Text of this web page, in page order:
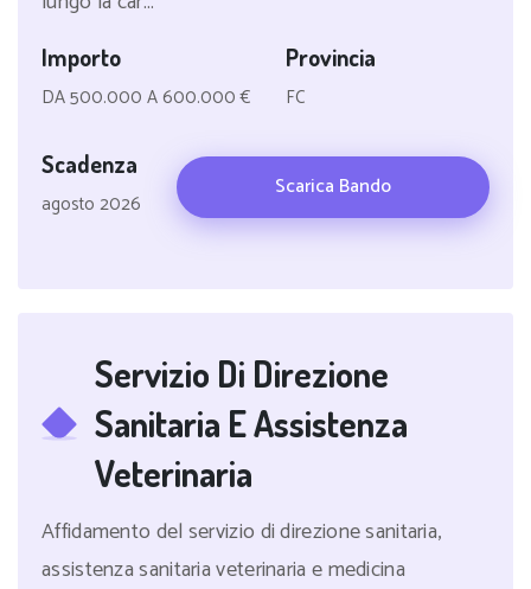
Importo
DA 500.000 A 600.000 €
Provincia
FC
Scadenza
agosto 2026
Scarica Bando
Servizio Di Direzione
Sanitaria E Assistenza
Veterinaria
Affidamento del servizio di direzione sanitaria,
assistenza sanitaria veterinaria e medicina